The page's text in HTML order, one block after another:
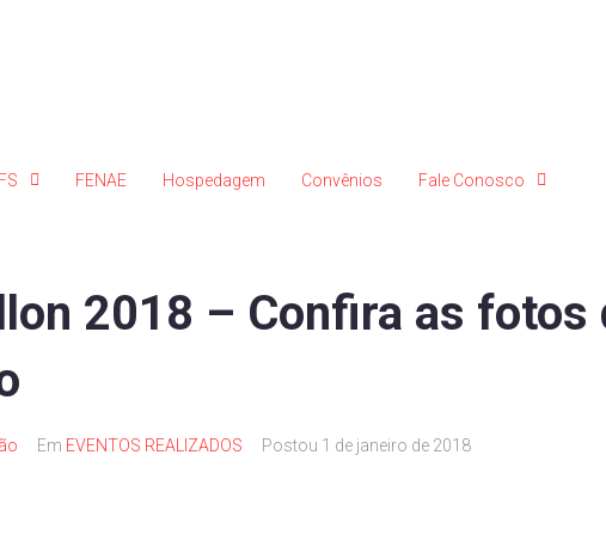
FENAE Hospedagem Convênios Fale Conosco
2018 – Confira as fotos
Em EVENTOS REALIZADOS Postou 1 de janeiro de 2018